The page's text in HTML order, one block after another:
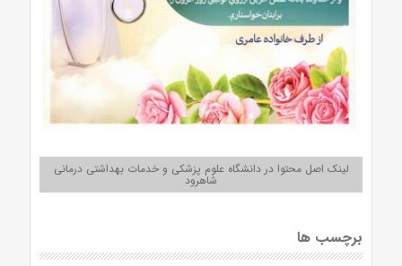
لینک اصل محتوا در دانشگاه علوم پزشکی و خدمات بهداشتی درمانی
شاهرود
برچسب ها